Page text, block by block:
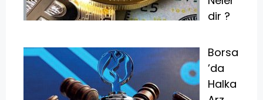
dir ?
Borsa
’da
Halka